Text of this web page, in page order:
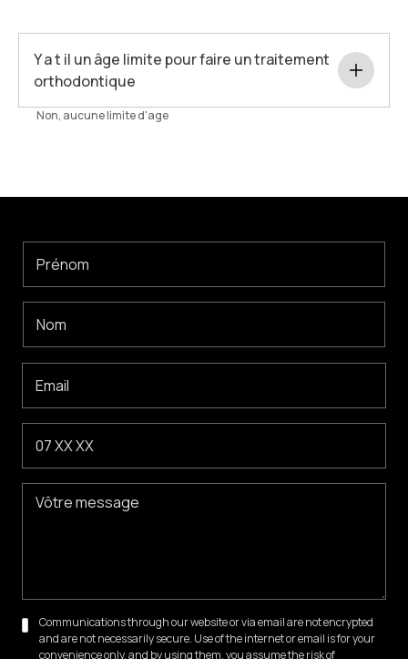
Y a t il un âge limite pour faire un traitement
orthodontique
Non, aucune limite d'age
Communications through our website or via email are not encrypted
and are not necessarily secure. Use of the internet or email is for your
convenience only, and by using them, you assume the risk of